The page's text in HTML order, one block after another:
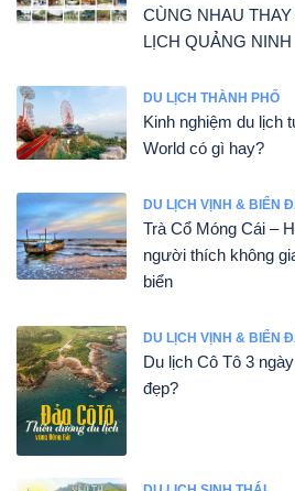
CÙNG NHAU
LỊCH QUẢNG NINH
DU LỊCH THÀNH PHỐ
Kinh nghiệm du lịch
World có gì hay?
DU LỊCH VỊNH & BIỂN
Trà Cổ Móng Cái –
người thích không
biển
DU LỊCH VỊNH & BIỂN
Du lịch Cô Tô 3
đẹp?